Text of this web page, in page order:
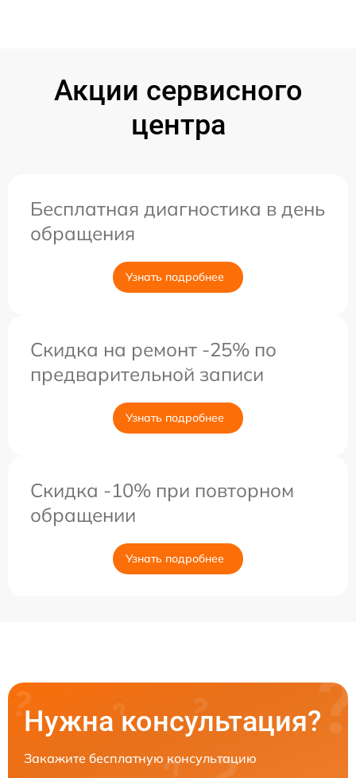
Акции сервисного
центра
Бесплатная диагностика в день
обращения
Узнать подробнее
Скидка на ремонт -25% по
предварительной записи
Узнать подробнее
Скидка -10% при повторном
обращении
Узнать подробнее
Нужна консультация?
Закажите бесплатную консультацию